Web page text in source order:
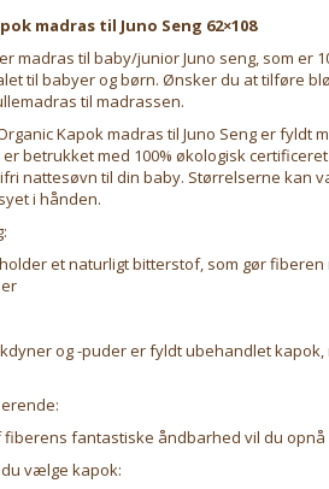
madras til Juno Seng 62×108
madras til baby/junior Juno seng, som er
til babyer og børn. Ønsker du at tilføre
til madrassen.
Kapok madras til Juno Seng er fyldt
betrukket med 100% økologisk
nattesøvn til din baby. Størrelserne kan
i hånden.
et naturligt bitterstof, som gør
og -puder er fyldt ubehandlet
fiberens fantastiske åndbarhed vil du
vælge kapok: